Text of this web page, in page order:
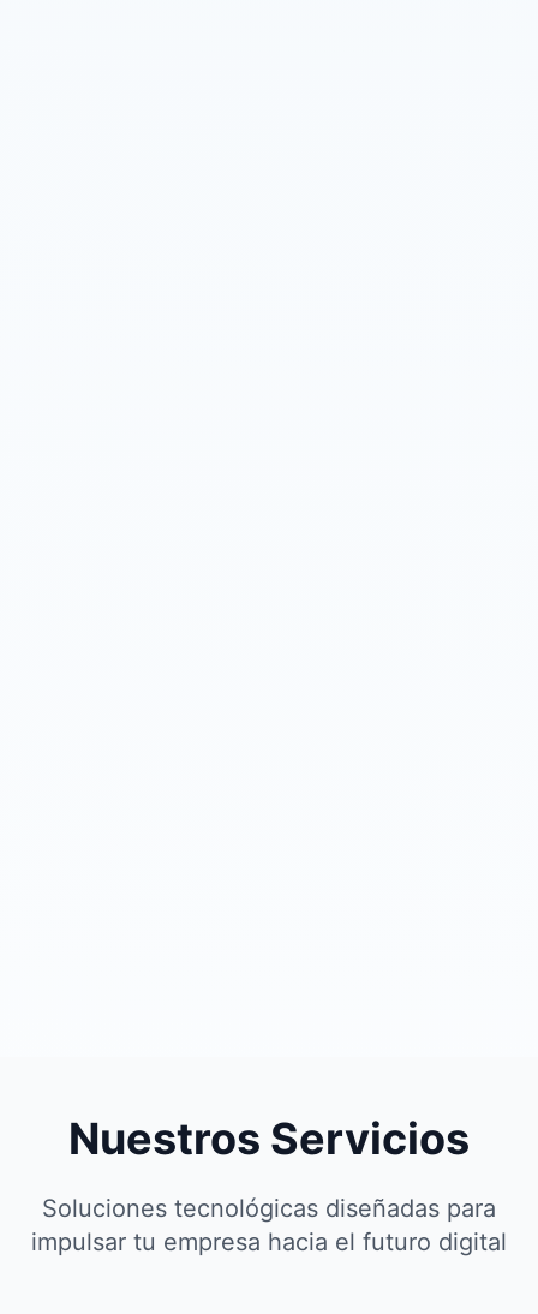
Nuestros Servicios
Soluciones tecnológicas diseñadas para
impulsar tu empresa hacia el futuro digital